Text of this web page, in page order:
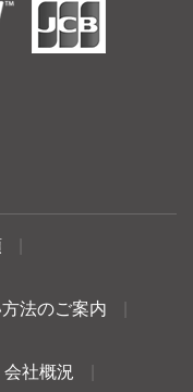
法のご案内
会社概況